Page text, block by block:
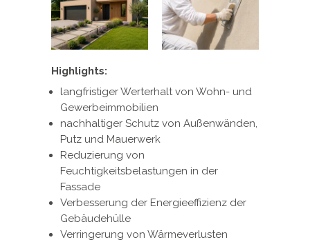
Highlights:
langfristiger Werterhalt von Wohn- und
Gewerbeimmobilien
nachhaltiger Schutz von Außenwänden,
Putz und Mauerwerk
Reduzierung von
Feuchtigkeitsbelastungen in der
Fassade
Verbesserung der Energieeffizienz der
Gebäudehülle
Verringerung von Wärmeverlusten